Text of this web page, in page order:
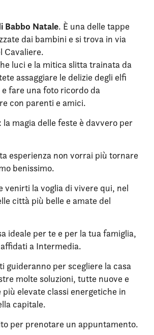
Babbo Natale. È una delle tappe
dai bambini e si trova in via
Cavaliere.
luci e la mitica slitta trainata da
assaggiare le delizie degli elfi
fare una foto ricordo da
con parenti e amici.
: la magia delle feste è davvero per
esperienza non vorrai più tornare
benissimo.
venirti la voglia di vivere qui, nel
città più belle e amate del
ideale per te e per la tua famiglia,
a Intermedia.
guideranno per scegliere la casa
molte soluzioni, tutte nuove e
elevate classi energetiche in
capitale.
per prenotare un appuntamento.